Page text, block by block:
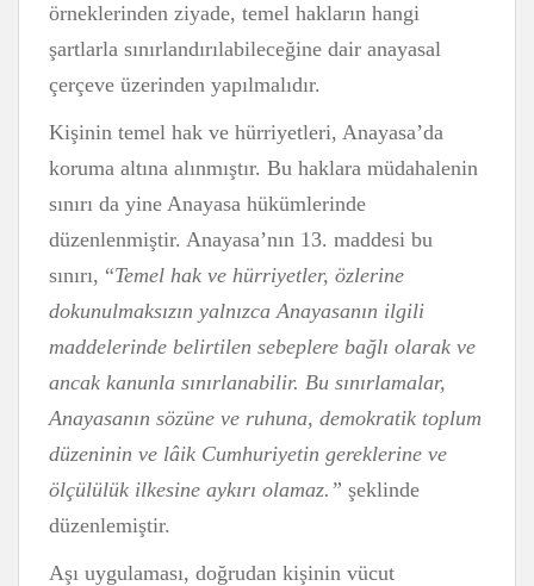
örneklerinden ziyade, temel hakların hangi
şartlarla sınırlandırılabileceğine dair anayasal
çerçeve üzerinden yapılmalıdır.
Kişinin temel hak ve hürriyetleri, Anayasa’da
koruma altına alınmıştır. Bu haklara müdahalenin
sınırı da yine Anayasa hükümlerinde
düzenlenmiştir. Anayasa’nın 13. maddesi bu
sınırı, “Temel hak ve hürriyetler, özlerine
dokunulmaksızın yalnızca Anayasanın ilgili
maddelerinde belirtilen sebeplere bağlı olarak ve
ancak kanunla sınırlanabilir. Bu sınırlamalar,
Anayasanın sözüne ve ruhuna, demokratik toplum
düzeninin ve lâik Cumhuriyetin gereklerine ve
ölçülülük ilkesine aykırı olamaz.” şeklinde
düzenlemiştir.
Aşı uygulaması, doğrudan kişinin vücut